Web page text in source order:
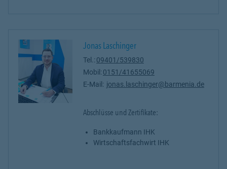
Jonas Laschinger
Tel.: 09401/539830
Mobil: 0151/41655069
E-Mail: jonas.laschinger@barmenia.de
Abschlüsse und Zertifikate:
Bankkaufmann IHK
Wirtschaftsfachwirt IHK